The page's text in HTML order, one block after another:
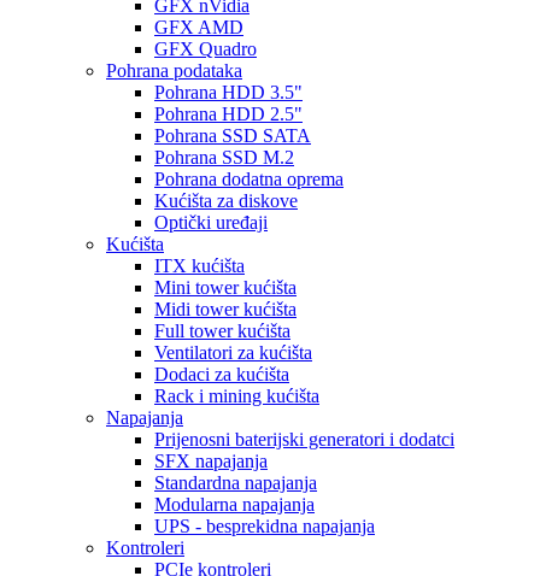
GFX nVidia
GFX AMD
GFX Quadro
Pohrana podataka
Pohrana HDD 3.5"
Pohrana HDD 2.5"
Pohrana SSD SATA
Pohrana SSD M.2
Pohrana dodatna oprema
Kućišta za diskove
Optički uređaji
Kućišta
ITX kućišta
Mini tower kućišta
Midi tower kućišta
Full tower kućišta
Ventilatori za kućišta
Dodaci za kućišta
Rack i mining kućišta
Napajanja
Prijenosni baterijski generatori i dodatci
SFX napajanja
Standardna napajanja
Modularna napajanja
UPS - besprekidna napajanja
Kontroleri
PCIe kontroleri